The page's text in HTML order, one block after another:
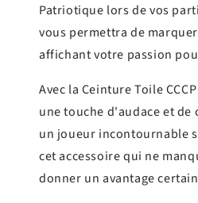
Patriotique lors de vos
vous permettra de
affichant votre passion
Avec la Ceinture Toile
une touche d'audace et de
un joueur incontournable
cet accessoire qui ne
donner un avantage